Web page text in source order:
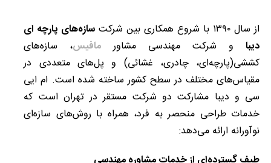
از سال ۱۳۹۰ با شروع همکاری بین شرکت
سازه‌های پارچه ای
دیباو شرکت مهندسی مشاور مافیس، سازه‌های
کششی(پارچه‌ای، چادری، غشائی) و پل‌های متعددی در
مقیاس‌های مختلف در سطح کشور ساخته شده است. ام ایی
سی و دیبا مشارکت دو شرکت مستقر در تهران است که
خدمات طراحی منحصر به فرد، همراه با روش‌های سازه‌ای
نوآورانه ارائه می‌دهد: